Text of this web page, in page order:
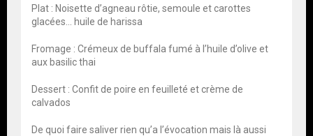
Plat : Noisette d’agneau rôtie, semoule et carottes
glacées… huile de harissa
Fromage : Crémeux de buffala fumé à l’huile d’olive et
aux basilic thai
Dessert : Confit de poire en feuilleté et crème de
calvados
De quoi faire saliver rien qu’a l’évocation mais là aussi